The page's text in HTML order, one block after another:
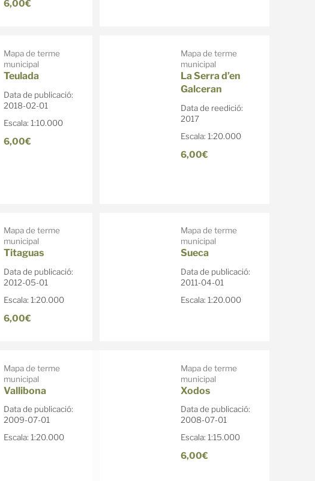
6,00€
Mapa de terme
municipal
Teulada
Data de publicació:
2018-02-01
Escala: 1:10.000
6,00€
Mapa de terme
municipal
La Serra d’en
Galceran
Data de reedició:
2017
Escala: 1:20.000
6,00€
Mapa de terme
municipal
Titaguas
Data de publicació:
2012-05-01
Escala: 1:20.000
6,00€
Mapa de terme
municipal
Sueca
Data de publicació:
2011-04-01
Escala: 1:20.000
Mapa de terme
municipal
Vallibona
Data de publicació:
2009-07-01
Escala: 1:20.000
Mapa de terme
municipal
Xodos
Data de publicació:
2008-07-01
Escala: 1:15.000
6,00€